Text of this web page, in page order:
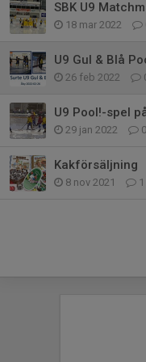
SBK U9
18 mar 2022
U9 Gul & Blå
26 feb 2022
U9 Pool!-spel
29 jan 2022 0
Kakförsäljning
8 nov 2021 1